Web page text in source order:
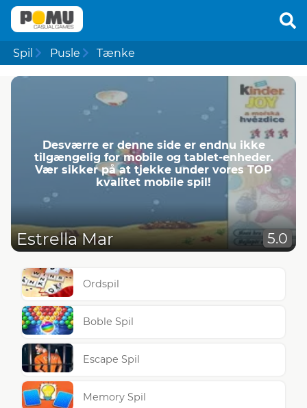
Spil Pusle Tænke
Desværre er denne side er endnu ikke
tilgængelig for mobile og tablet-enheder.
Vær sikker på at tjekke under vores TOP
kvalitet mobile spil!
Estrella Mar 5.0
Ordspil
Boble Spil
Escape Spil
Memory Spil